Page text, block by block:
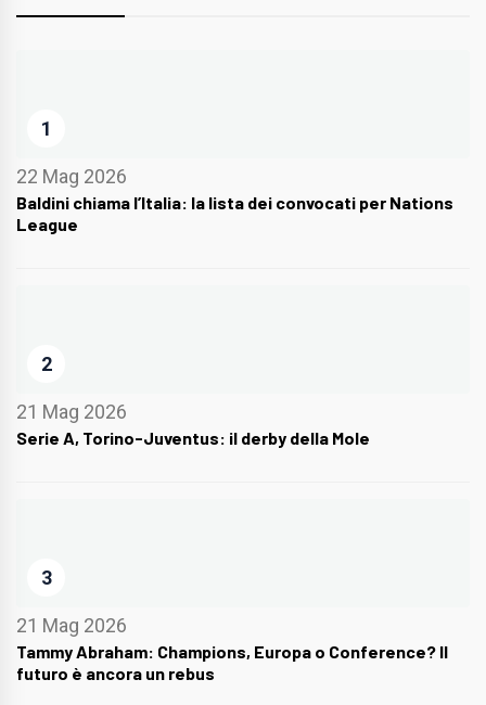
1
22 Mag 2026
Baldini chiama l’Italia: la lista dei convocati per Nations
League
2
21 Mag 2026
Serie A, Torino-Juventus: il derby della Mole
3
21 Mag 2026
Tammy Abraham: Champions, Europa o Conference? Il
futuro è ancora un rebus